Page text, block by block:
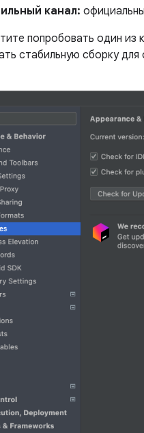
канал:
попробовать один из
стабильную сборку